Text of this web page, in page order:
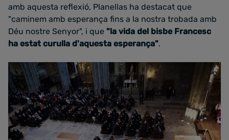
amb aquesta reflexió, Planellas ha destacat que
"caminem amb esperança fins a la nostra trobada amb
Déu nostre Senyor", i que "la vida del bisbe Francesc
ha estat curulla d'aquesta esperança".